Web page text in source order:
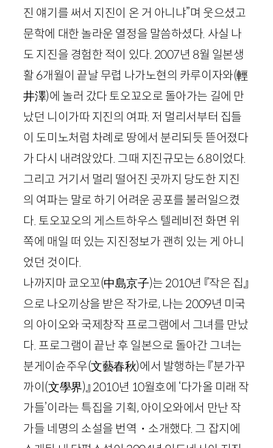
진 얘기를 써서 지진이 온 거 아니냐”며 웃으셨고
문학에 대한 놀라운 열정을 말씀하셨다. 사실 나
도 지진을 경험한 적이 있다. 2007년 8월 일본생
활 6개월이 끝날 무렵 나가노현의 카루이자와(輕
井澤)에 놀러 갔다 토오꾜오로 돌아가는 길에 만
났던 니이가따 지진의 여파. 저 멀리서부터 집들
이 도미노처럼 차례로 땅에서 분리되듯 뜯어졌다
가 다시 내려앉았다. 그때 지진규모는 6.8이었다.
그리고 거기서 멀리 떨어진 곳까지 당도한 지진
의 여파는 말로 하기 어려운 공포를 불러일으켰
다. 토오꾜오의 게스트하우스 텔레비전 화면 위
쪽에 매일 떠 있는 지진정보가 괜히 있는 게 아니
었던 것이다.
나까지마 쿄오꼬(中島京子)는 2010년 『작은 집』
으로 나오끼상을 받은 작가로, 나는 2009년 미국
의 아이오와 국제창작 프로그램에서 그녀를 만났
다. 프로그램이 끝난 후 일본으로 돌아간 그녀는
분게이슌주우(文藝春秋)에서 발행하는 『분가꾸
까이(文學界)』 2010년 10월호에 ‘다가올 미래 작
가들’이라는 특집을 기획, 아이오와에서 만난 작
가들 네명의 소설을 번역・소개했다. 그 잡지에